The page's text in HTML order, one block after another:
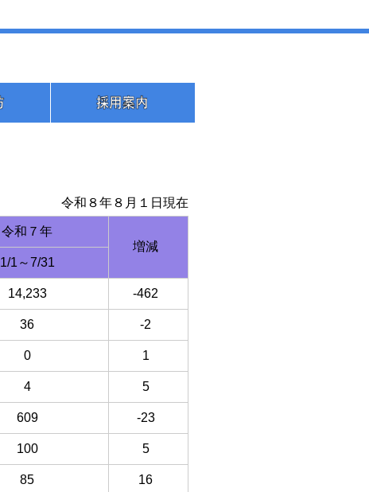
令和８年８月１日現在
令和７年
増減
1/1～7/31
14,233 -462
36 -2
0 1
4 5
609 -23
100 5
85 16